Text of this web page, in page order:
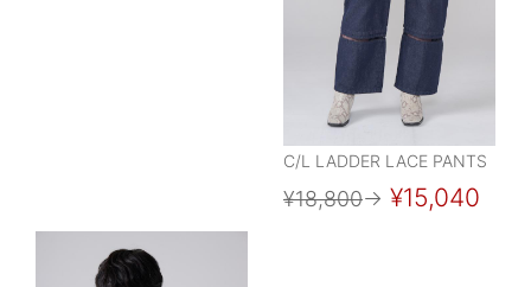
C/L LADDER LACE PANTS
¥18,800→ ¥15,040